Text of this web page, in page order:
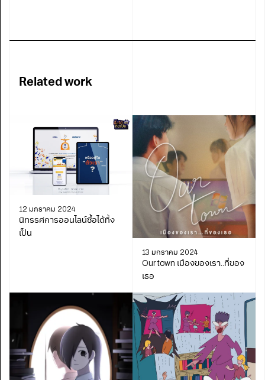
Related work
12 มกราคม 2024
นิทรรศการออนไลน์ซื้อได้ทิ้ง
เป็น
13 มกราคม 2024
Our town เมืองของเรา..ที่ของ
เธอ